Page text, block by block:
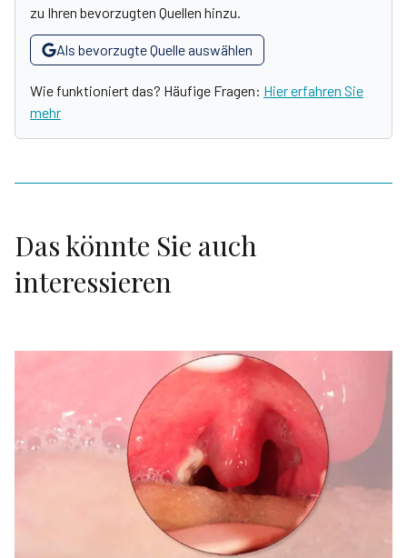
zu Ihren bevorzugten Quellen hinzu.
Als bevorzugte Quelle auswählen
Wie funktioniert das? Häufige Fragen: Hier erfahren Sie
mehr
Das könnte Sie auch
interessieren